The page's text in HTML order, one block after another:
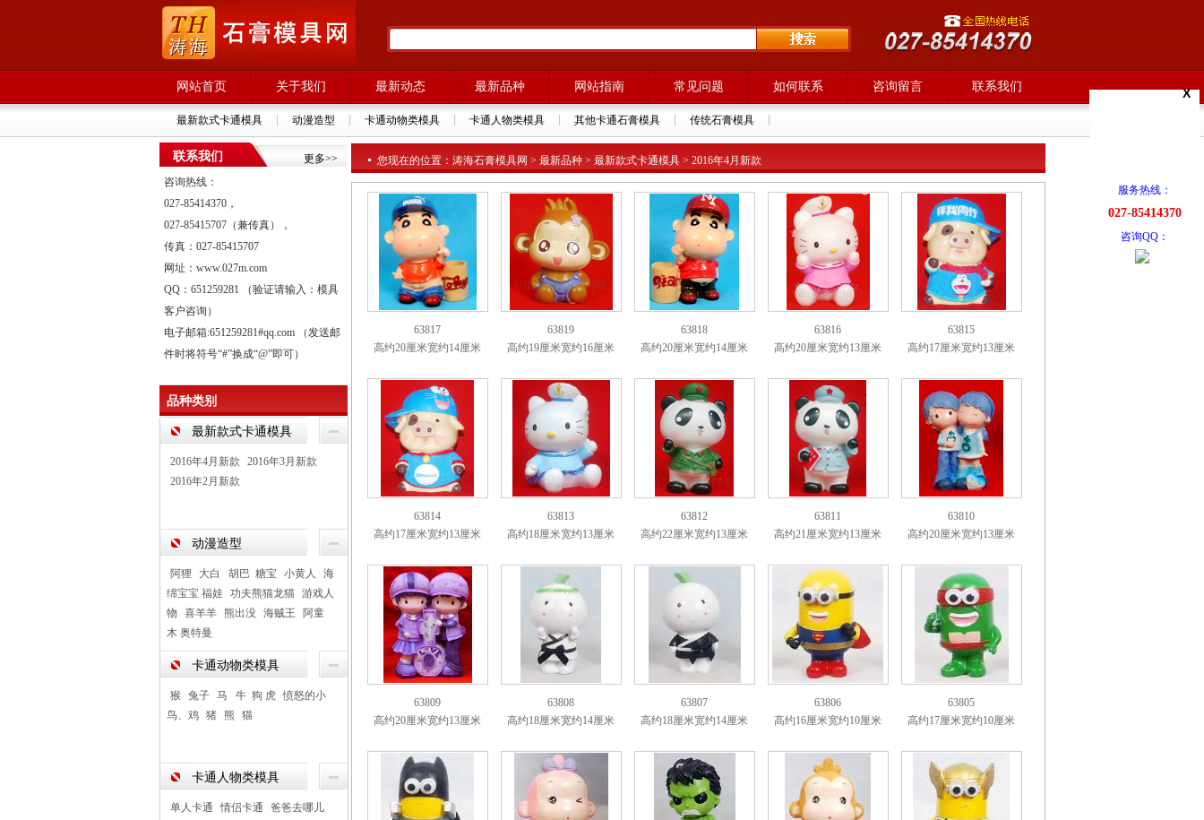
X
服务热线：
027-85414370
咨询QQ：
网站首页 关于我们 最新动态 最新品种 网站指南 常见问题 如何联系 咨询留言 联系我们
最新款式卡通模具 动漫造型 卡通动物类模具 卡通人物类模具 其他卡通石膏模具 传统石膏模具
更多>>
联系我们
咨询热线：
027-85414370，
027-85415707（兼传真），
传真：027-85415707
网址：www.027m.com
QQ：651259281 （验证请输入：模具
客户咨询）
电子邮箱:651259281#qq.com （发送邮
件时将符号“#”换成“@”即可）
品种类别
最新款式卡通模具
2016年4月新款
2016年3月新款
2016年2月新款
动漫造型
阿狸 大白 胡巴 糖宝 小黄人
海
绵宝宝 福娃
功夫熊猫龙猫
游戏人
物
喜羊羊 熊出没 海贼王
阿童
木 奥特曼
卡通动物类模具
猴 兔子 马 牛 狗 虎
愤怒的小
鸟、鸡
猪 熊 猫
卡通人物类模具
单人卡通 情侣卡通
爸爸去哪儿
您现在的位置：涛海石膏模具网 > 最新品种 > 最新款式卡通模具 > 2016年4月新款
63817
高约20厘米宽约14厘米
63819
高约19厘米宽约16厘米
63818
高约20厘米宽约14厘米
63816
高约20厘米宽约13厘米
63815
高约17厘米宽约13厘米
63814
高约17厘米宽约13厘米
63813
高约18厘米宽约13厘米
63812
高约22厘米宽约13厘米
63811
高约21厘米宽约13厘米
63810
高约20厘米宽约13厘米
63809
高约20厘米宽约13厘米
63808
高约18厘米宽约14厘米
63807
高约18厘米宽约14厘米
63806
高约16厘米宽约10厘米
63805
高约17厘米宽约10厘米